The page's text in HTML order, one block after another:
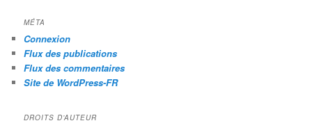
MÉTA
Connexion
Flux des publications
Flux des commentaires
Site de WordPress-FR
DROITS D’AUTEUR